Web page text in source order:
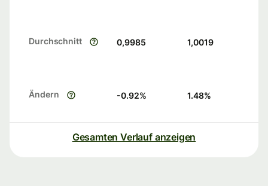
Durchschnitt 0,9985 1,0019
Ändern -0.92% 1.48%
Gesamten Verlauf anzeigen